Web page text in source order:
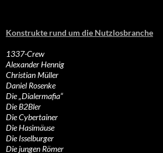
Konstrukte rund um die Nutzlosbranche
1337-Crew
Alexander Hennig
Christian Müller
Daniel Rosenke
Die „Dialermafia“
Die B2Bler
Die Cybertainer
Die Hasimäuse
Die Isselburger
Die jungen Römer